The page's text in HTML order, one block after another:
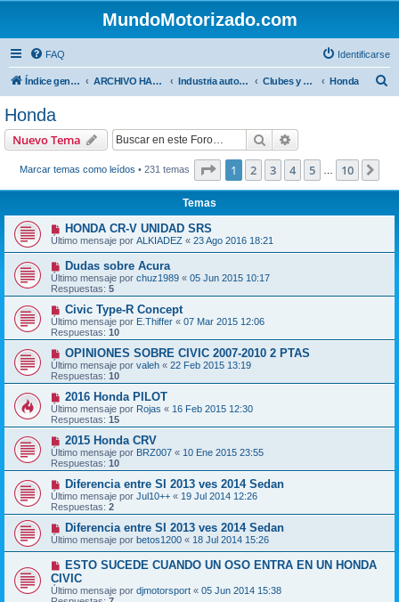
MundoMotorizado.com
FAQ Identificarse
Índice general ARCHIVO HASTA 2018 Industria automotriz Clubes y Marcas Honda
Honda
Nuevo Tema Buscar
Marcar temas como leídos • 231 temas Página de 10
1 2 3 4 5 10
Temas
HONDA CR-V UNIDAD SRS
Último mensaje por ALKIADEZ « 23 Ago 2016 18:21
Dudas sobre Acura
Último mensaje por chuz1989 « 05 Jun 2015 10:17
Respuestas: 5
Civic Type-R Concept
Último mensaje por E.Thiffer « 07 Mar 2015 12:06
Respuestas: 10
OPINIONES SOBRE CIVIC 2007-2010 2 PTAS
Último mensaje por valeh « 22 Feb 2015 13:19
Respuestas: 10
2016 Honda PILOT
Último mensaje por Rojas « 16 Feb 2015 12:30
Respuestas: 15
2015 Honda CRV
Último mensaje por BRZ007 « 10 Ene 2015 23:55
Respuestas: 10
Diferencia entre SI 2013 ves 2014 Sedan
Último mensaje por Jul10++ « 19 Jul 2014 12:26
Respuestas: 2
Diferencia entre SI 2013 ves 2014 Sedan
Último mensaje por betos1200 « 18 Jul 2014 15:26
ESTO SUCEDE CUANDO UN OSO ENTRA EN UN HONDA
CIVIC
Último mensaje por djmotorsport « 05 Jun 2014 15:38